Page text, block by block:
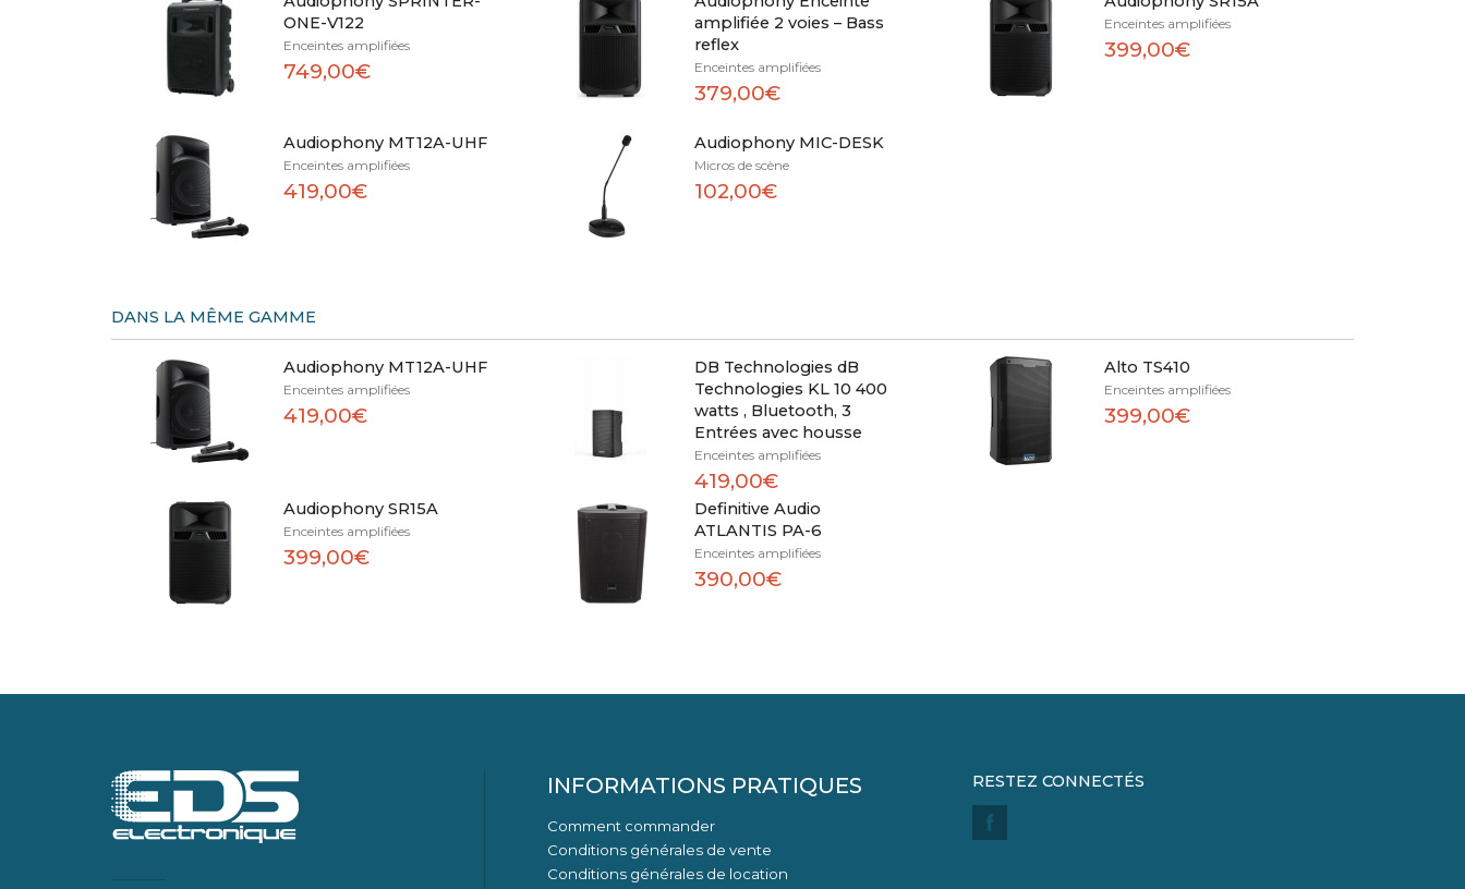
ONE-V122
Enceintes amplifiées
749,00€
amplifiée 2 voies – Bass
reflex
Enceintes amplifiées
379,00€
Enceintes amplifiées
399,00€
Audiophony MT12A-UHF
Enceintes amplifiées
419,00€
Audiophony MIC-DESK
Micros de scène
102,00€
DANS LA MÊME GAMME
Audiophony MT12A-UHF
Enceintes amplifiées
419,00€
DB Technologies dB
Technologies KL 10 400
watts , Bluetooth, 3
Entrées avec housse
Enceintes amplifiées
419,00€
Alto TS410
Enceintes amplifiées
399,00€
Audiophony SR15A
Enceintes amplifiées
399,00€
Definitive Audio
ATLANTIS PA-6
Enceintes amplifiées
390,00€
INFORMATIONS PRATIQUES
Comment commander
Conditions générales de vente
Conditions générales de location